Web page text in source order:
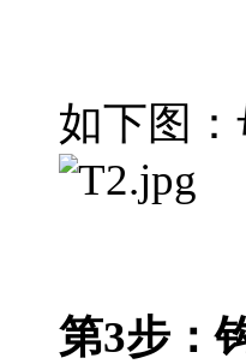
如下图
第3步：